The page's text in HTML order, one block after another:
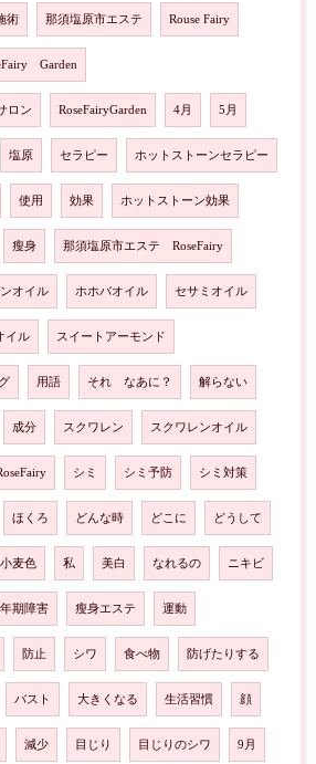
術 那須塩原市エステ Rouse Fairy
Garden
ロン RoseFairyGarden 4月 5月
塩原 セラピー ホットストーンセラピー
使用 効果 ホットストーン効果
瘦身 那須塩原市エステ RoseFairy
オイル ホホバオイル セサミオイル
イル スイートアーモンド
用語 それ なあに？ 解らない
成分 スクワレン スクワレンオイル
シミ シミ予防 シミ対策
ほくろ どんな時 どこに どうして
小麦色 私 美白 なれるの ニキビ
期障害 瘦身エステ 運動
防止 シワ 食べ物 防げたりする
バスト 大きくなる 生活習慣 顔
減少 目じり 目じりのシワ 9月